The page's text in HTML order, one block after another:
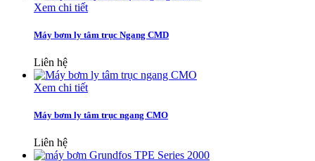
Xem chi tiết
Máy bơm ly tâm trục Ngang CMD
Liên hệ
Xem chi tiết
Máy bơm ly tâm trục ngang CMO
Liên hệ